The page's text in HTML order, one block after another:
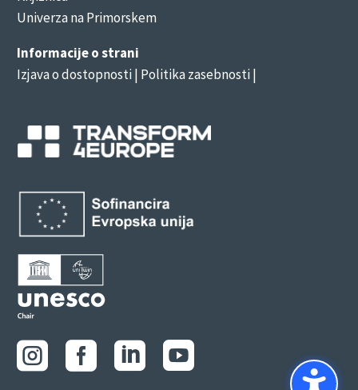
Univerza na Primorskem
Informacije o strani
Izjava o dostopnosti| Politika zasebnosti |
   